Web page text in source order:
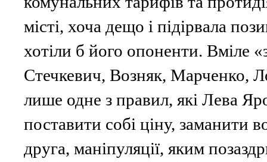
місті, хоча дещо і підірвала
хотіли б його опоненти. Вміле
Стечкевич, Возняк, Марченко,
лише одне з правил, які Лева
поставити собі ціну, заманити
друга, маніпуляції, яким